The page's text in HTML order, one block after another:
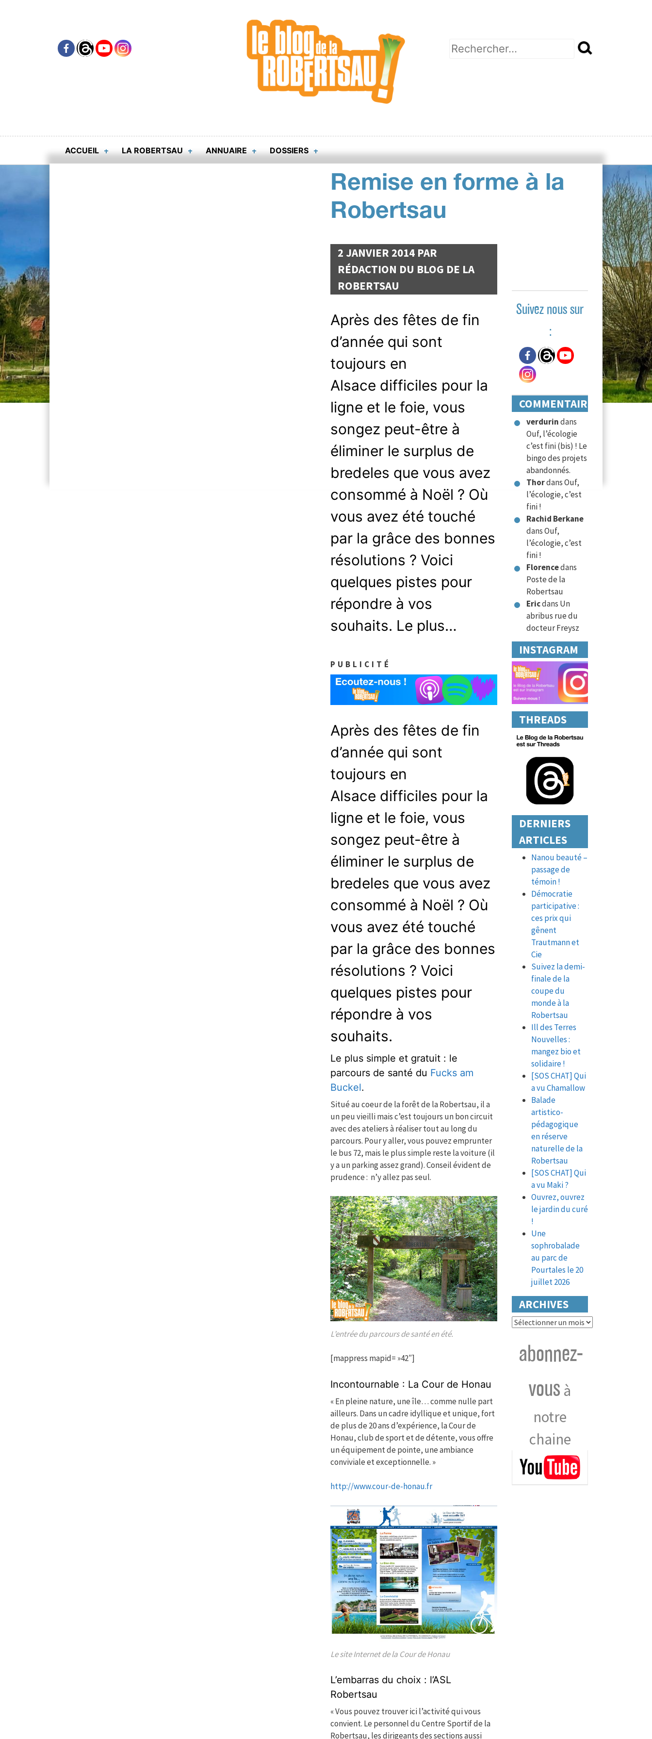
Rechercher :
ACCUEIL LA ROBERTSAU ANNUAIRE DOSSIERS
Remise en forme à la
Robertsau
2 JANVIER 2014 PAR
RÉDACTION DU BLOG DE LA
ROBERTSAU
Après des fêtes de fin
d’année qui sont
toujours en
Alsace difficiles pour la
ligne et le foie, vous
songez peut-être à
éliminer le surplus de
bredeles que vous avez
consommé à Noël ? Où
vous avez été touché
par la grâce des bonnes
résolutions ? Voici
quelques pistes pour
répondre à vos
souhaits. Le plus…
PUBLICITÉ
Après des fêtes de fin
d’année qui sont
toujours en
Alsace difficiles pour la
ligne et le foie, vous
songez peut-être à
éliminer le surplus de
bredeles que vous avez
consommé à Noël ? Où
vous avez été touché
par la grâce des bonnes
résolutions ? Voici
quelques pistes pour
répondre à vos
souhaits.
Le plus simple et gratuit : le
parcours de santé du Fucks am
Buckel.
Situé au coeur de la forêt de la Robertsau, il a
un peu vieilli mais c’est toujours un bon circuit
avec des ateliers à réaliser tout au long du
parcours. Pour y aller, vous pouvez emprunter
le bus 72, mais le plus simple reste la voiture (il
y a un parking assez grand). Conseil évident de
prudence : n’y allez pas seul.
L’entrée du parcours de santé en été.
[mappress mapid= »42″]
Incontournable : La Cour de Honau
« En pleine nature, une île… comme nulle part
ailleurs. Dans un cadre idyllique et unique, fort
de plus de 20 ans d’expérience, la Cour de
Honau, club de sport et de détente, vous offre
un équipement de pointe, une ambiance
conviviale et exceptionnelle. »
http://www.cour-de-honau.fr
Le site Internet de la Cour de Honau
L’embarras du choix : l’ASL
Robertsau
« Vous pouvez trouver ici l’activité qui vous
convient. Le personnel du Centre Sportif de la
Robertsau, les dirigeants des sections aussi
Suivez nous sur
:
COMMENTAIRES
verdurindans
Ouf, l’écologie
c’est fini (bis) ! Le
bingo des projets
abandonnés.
ThordansOuf,
l’écologie, c’est
fini !
Rachid Berkane
dansOuf,
l’écologie, c’est
fini !
Florencedans
Poste de la
Robertsau
Ericdans Un
abribus rue du
docteur Freysz
INSTAGRAM
THREADS
DERNIERS
ARTICLES
Nanou beauté –
passage de
témoin !
Démocratie
participative :
ces prix qui
gênent
Trautmann et
Cie
Suivez la demi-
finale de la
coupe du
monde à la
Robertsau
Ill des Terres
Nouvelles :
mangez bio et
solidaire !
[SOS CHAT] Qui
a vu Chamallow
Balade
artistico-
pédagogique
en réserve
naturelle de la
Robertsau
[SOS CHAT] Qui
a vu Maki ?
Ouvrez, ouvrez
le jardin du curé
!
Une
sophrobalade
au parc de
Pourtales le 20
juillet 2026
ARCHIVES
Archives
abonnez-
vous à
notre
chaine